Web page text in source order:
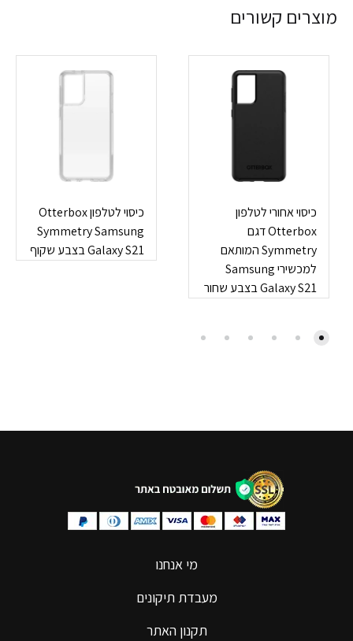
מוצרים קשורים
כיסוי אחורי לטלפון
Otterbox דגם
Symmetry המותאם
למכשירי Samsung
Galaxy S21 בצבע שחור
כיסוי לטלפון Otterbox
Symmetry Samsung
Galaxy S21 בצבע שקוף
מי אנחנו
מעבדת תיקונים
תקנון האתר